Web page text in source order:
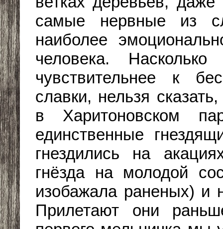
самые нервные из
наиболее
человека.
чувствительнее к
славки, нельзя
в Харитоновском
единственные
гнездились на
гнёзда на молодой
изобажала раненых) и
Прилетают они